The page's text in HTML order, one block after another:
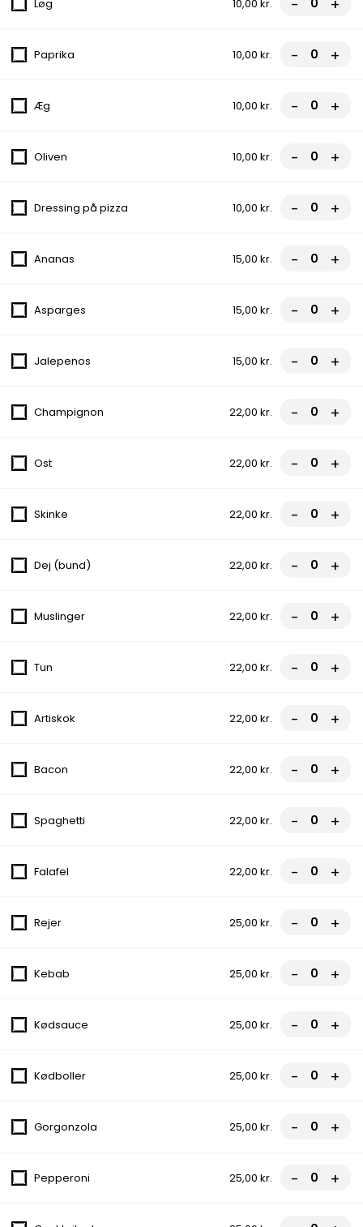
Øl, Carslberg - Øl, Lux Øl (Guld Tuborg)
Frokost kl. 11 -16 Kun Hent Selv
80,00 kr.
2. Mexicansk Bøf
3. Fiskefilet
4. Oksefilet
Tacosauce, Ost, Skinke, Chili
Tomatsauce, Ost, Skinke
Tomatsauce, Ost, Skinke, Champignon
Tacosauce, Ost, Skinke, Rejer
9. Hawai
80,00 kr.
10. Kebab
80,00 kr.
A: Kylling sandwich
90,00 kr.
B: Mexico sandwich
85,00 kr.
Løg 10,00 kr. - +
Paprika 10,00 kr. - +
Æg 10,00 kr. - +
Oliven 10,00 kr. - +
Dressing på pizza 10,00 kr. - +
Ananas 15,00 kr. - +
Asparges 15,00 kr. - +
Jalepenos 15,00 kr. - +
Champignon 22,00 kr. - +
Ost 22,00 kr. - +
Skinke 22,00 kr. - +
Dej (bund) 22,00 kr. - +
Muslinger 22,00 kr. - +
Tun 22,00 kr. - +
Artiskok 22,00 kr. - +
Bacon 22,00 kr. - +
Spaghetti 22,00 kr. - +
Falafel 22,00 kr. - +
Rejer 25,00 kr. - +
Kebab 25,00 kr. - +
Kødsauce 25,00 kr. - +
Kødboller 25,00 kr. - +
Gorgonzola 25,00 kr. - +
Pepperoni 25,00 kr. - +